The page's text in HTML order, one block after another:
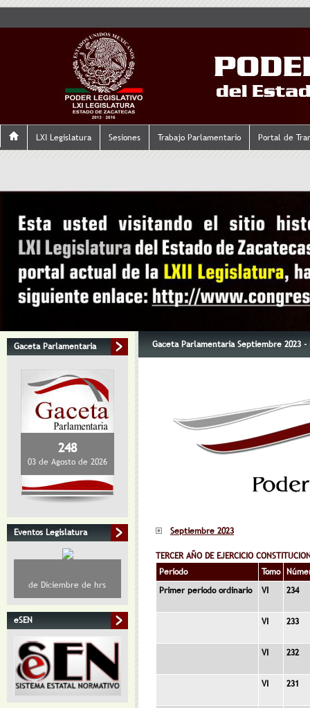
LXI Legislatura Sesiones Trabajo Parlamentario Portal de
Gaceta Parlamentaria
248
03 de Agosto de 2026
Eventos Legislatura
de Diciembre de hrs
eSEN
Gaceta Parlamentaria Septiembre 2023 -
Septiembre 2023
TERCER AÑO DE EJERCICIO
Periodo
Tomo
Primer periodo ordinario
VI 234
VI 233
VI 232
VI 231